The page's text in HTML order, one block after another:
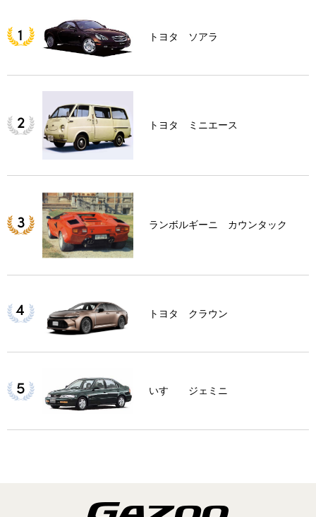
トヨタ ソアラ
トヨタ ミニエース
ランボルギーニ カウンタック
トヨタ クラウン
いすゞ ジェミニ